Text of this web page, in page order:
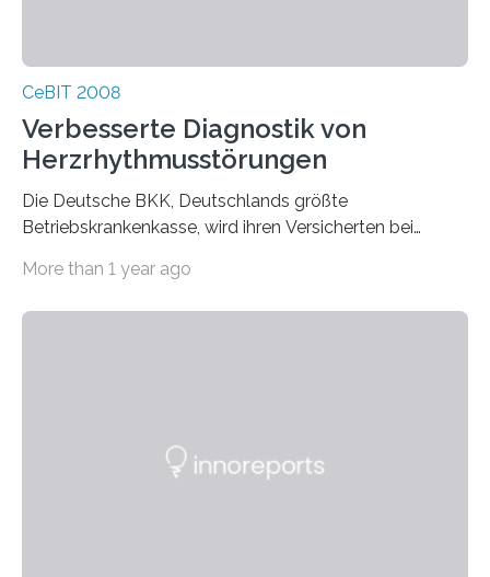
CeBIT 2008
Verbesserte Diagnostik von
Herzrhythmusstörungen
Die Deutsche BKK, Deutschlands größte
Betriebskrankenkasse, wird ihren Versicherten bei
telemedizinische…
More than 1 year ago